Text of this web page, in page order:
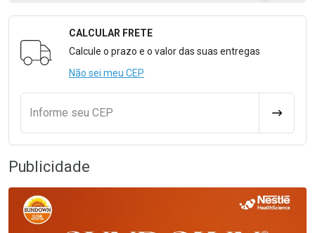
Formulário para Calcular o Frete
CALCULAR FRETE
Calcule o prazo e o valor das suas entregas
Não sei meu CEP
Informe seu CEP
Publicidade